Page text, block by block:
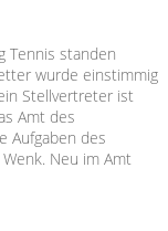
Tennis standen
wurde einstimmig
Stellvertreter ist
Amt des
Aufgaben des
Neu im Amt